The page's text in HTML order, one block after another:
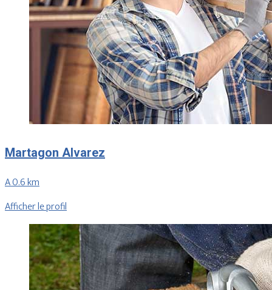
Martagon Alvarez
A 0.6 km
Afficher le profil